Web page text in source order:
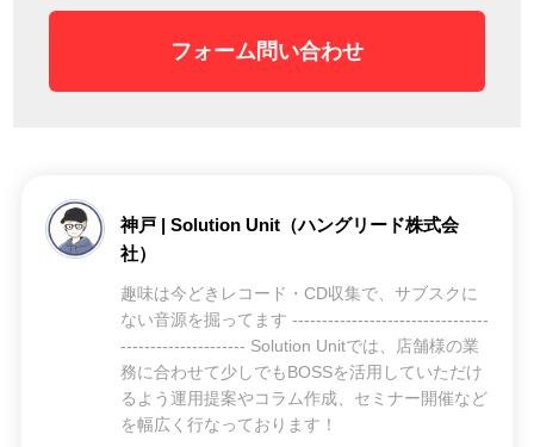
フォーム問い合わせ
神戸 | Solution Unit（ハングリード株式会
社）
趣味は今どきレコード・CD収集で、サブスクに
ない音源を掘ってます ---------------------------------
--------------------- Solution Unitでは、店舗様の業
務に合わせて少しでもBOSSを活用していただけ
るよう運用提案やコラム作成、セミナー開催など
を幅広く行なっております！